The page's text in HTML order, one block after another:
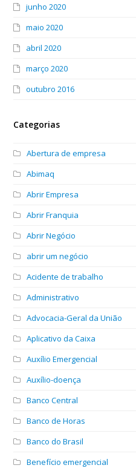
junho 2020
maio 2020
abril 2020
março 2020
outubro 2016
Categorias
Abertura de empresa
Abimaq
Abrir Empresa
Abrir Franquia
Abrir Negócio
abrir um negócio
Acidente de trabalho
Administrativo
Advocacia-Geral da União
Aplicativo da Caixa
Auxílio Emergencial
Auxílio-doença
Banco Central
Banco de Horas
Banco do Brasil
Benefício emergencial